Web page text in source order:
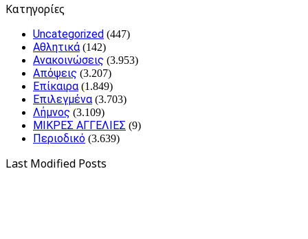
Kατηγορίες
Uncategorized (447)
Αθλητικά (142)
Ανακοινώσεις (3.953)
Απόψεις (3.207)
Επίκαιρα (1.849)
Επιλεγμένα (3.703)
Λήμνος (3.109)
ΜΙΚΡΕΣ ΑΓΓΕΛΙΕΣ (9)
Περιοδικό (3.639)
Last Modified Posts